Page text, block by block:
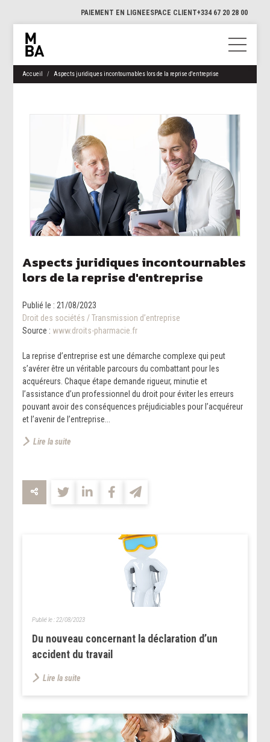
PAIEMENT EN LIGNEESPACE CLIENT+334 67 20 28 00
Accueil Aspects juridiques incontournables lors de la reprise d'entreprise
Aspects juridiques incontournables
lors de la reprise d'entreprise
Publié le : 21/08/2023
Droit des sociétés /Transmission d’entreprise
Source : www.droits-pharmacie.fr
La reprise d’entreprise est une démarche complexe qui peut
s’avérer être un véritable parcours du combattant pour les
acquéreurs. Chaque étape demande rigueur, minutie et
l’assistance d’un professionnel du droit pour éviter les erreurs
pouvant avoir des conséquences préjudiciables pour l’acquéreur
et l’avenir de l’entreprise...
Lire la suite
Du nouveau concernant la déclaration d’un
accident du travail
Publié le : 22/08/2023
Lire la suite